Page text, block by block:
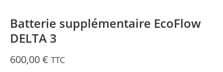
Batterie supplémentaire EcoFlow
DELTA 3
600,00€ TTC